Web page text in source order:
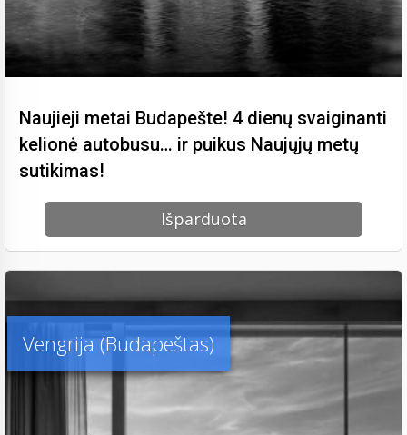
Naujieji metai Budapešte! 4 dienų svaiginanti
kelionė autobusu… ir puikus Naujųjų metų
sutikimas!
Išparduota
Vengrija (Budapeštas)